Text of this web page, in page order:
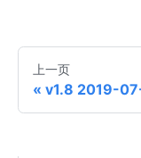
上一页
v1.8 2019-